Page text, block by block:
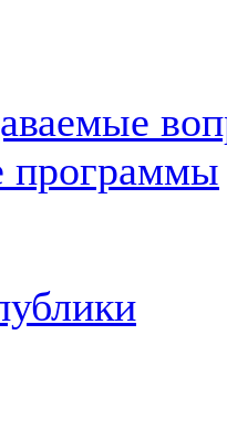
программы